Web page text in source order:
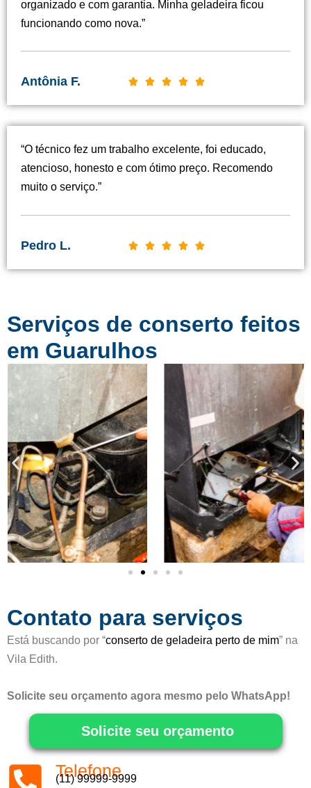
organizado e com garantia. Minha geladeira ficou
funcionando como nova.”
Antônia F.     C
s
i
d
o
o
5
“O técnico fez um trabalho excelente, foi educado,
atencioso, honesto e com ótimo preço. Recomendo
muito o serviço.”
Pedro L.     C
s
c
a
d
o
c
o
m
5
d
Serviços de conserto feitos
em Guarulhos
Contato para serviços
Está buscando por “conserto de geladeira perto de mim” na
Vila Edith.
Solicite seu orçamento agora mesmo pelo WhatsApp!
Solicite seu orçamento
Telefone
(11) 99999-9999